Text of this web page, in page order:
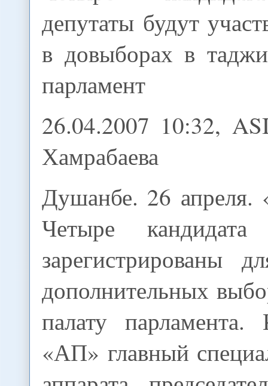
депутаты будут
в довыборах в
парламент
26.04.2007 10:32,
Хамрабаева
Душанбе. 26
Четыре
зарегистрированы
дополнительных
палату
«АП» главный